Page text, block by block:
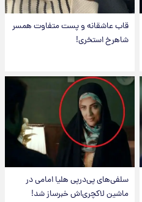
قاب عاشقانه و پست متفاوت همسر
شاهرخ استخری!
سلفی‌های پی‌درپی هلیا امامی در
ماشین لاکچری‌اش خبرساز شد!